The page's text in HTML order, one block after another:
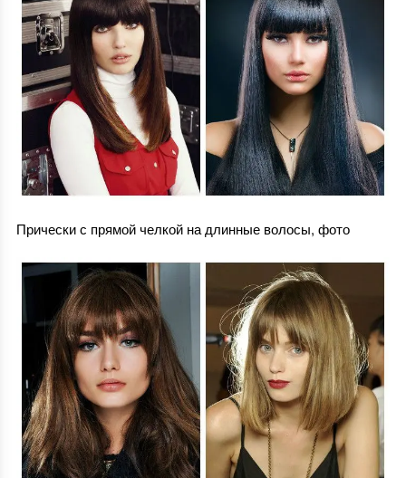
Прически с прямой челкой на длинные волосы, фото